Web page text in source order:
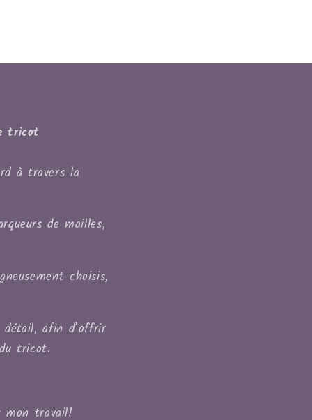
tricot
à travers la
de mailles,
choisis,
détail, afin d’offrir
tricot.
mon travail!